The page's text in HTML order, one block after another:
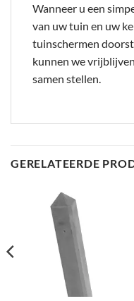
Wanneer u een
van uw tuin en uw
tuinschermen
kunnen we
samen stellen.
GERELATEERDE